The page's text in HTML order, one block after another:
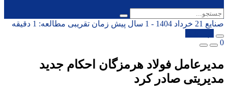
صنایع 21 خرداد 1404 - 1 سال پیش
زمان تقریبی مطالعه: 1 دقیقه
0
مدیرعامل فولاد هرمزگان احکام جدید
مدیریتی صادر کرد